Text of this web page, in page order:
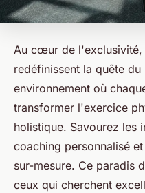
Au cœur de l'exclusivité,
redéfinissent la quête
environnement où
transformer l'exercice
holistique. Savourez les
coaching personnalisé
sur-mesure. Ce paradis
ceux qui cherchent